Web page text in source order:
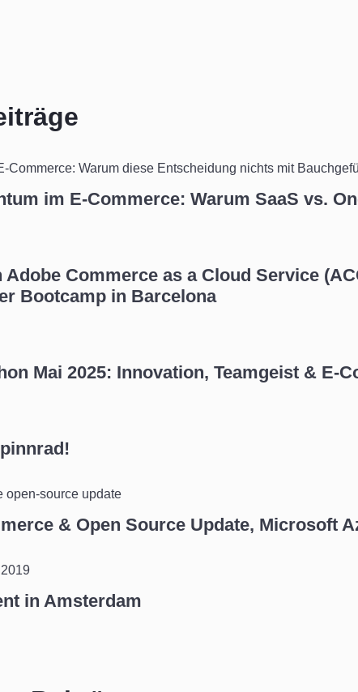
im E-Commerce: Warum SaaS vs.
Commerce as a Cloud Service
Bootcamp in Barcelona
Mai 2025: Innovation, Teamgeist & E-
& Open Source Update, Microsoft
in Amsterdam